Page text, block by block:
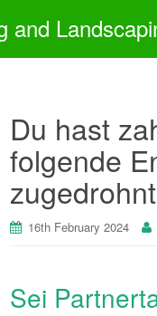
and
Du hast
folgende
16th February 2024
Sei